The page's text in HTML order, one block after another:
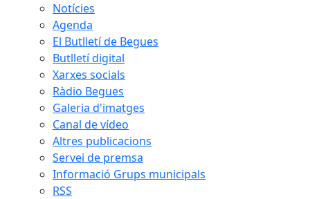
Notícies
Agenda
El Butlletí de Begues
Butlletí digital
Xarxes socials
Ràdio Begues
Galeria d'imatges
Canal de vídeo
Altres publicacions
Servei de premsa
Informació Grups municipals
RSS